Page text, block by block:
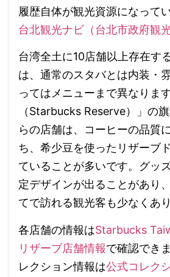
履歴自体が観光資源になって
台北観光ナビ（台北市政府観光
台湾全土に10店舗以上存在す
は、通常のスタバとは内装・
ってはメニューまで異なりま
（Starbucks Reserve）」の
らの店舗は、コーヒーの品質
ち、希少豆を使ったリザーブ
ていることが多いです。グッ
定デザインが出ることがあり
てで訪れる観光客も少なくあり
各店舗の情報はStarbucks
リザーブ店舗情報で確認でき
レクション情報は公式コレク